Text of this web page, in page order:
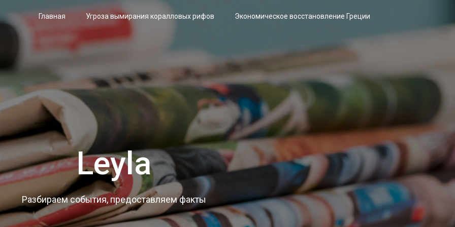
Главная Угроза вымирания коралловых рифов Экономическое восстановление Греции
Leyla
Разбираем события, предоставляем факты